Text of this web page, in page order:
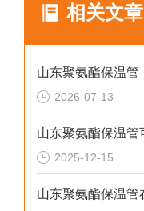
相关文章
2026-07-13
2025-12-15